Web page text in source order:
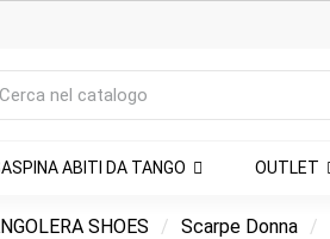
ABITI DA TANGO OUTLET
SHOES Scarpe Donna